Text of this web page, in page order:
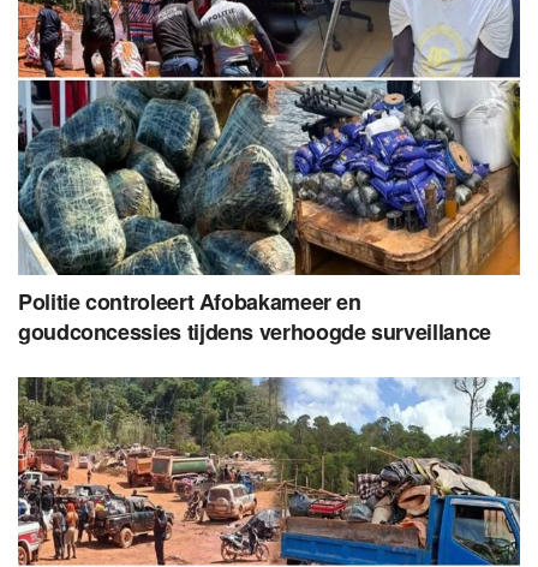
Politie controleert Afobakameer en
goudconcessies tijdens verhoogde surveillance